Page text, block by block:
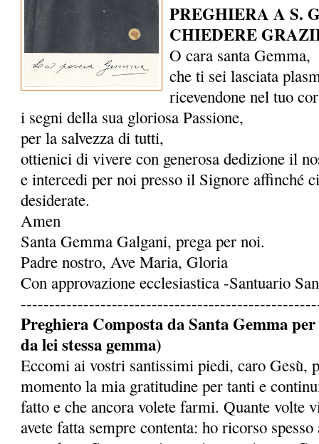
PREGHIERA A S.
CHIEDERE
O cara santa Gemma,
che ti sei lasciata
ricevendone nel tuo
i segni della sua gloriosa Passione,
per la salvezza di tutti,
ottienici di vivere con generosa dedizione il
e intercedi per noi presso il Signore affinché
desiderate.
Amen
Santa Gemma Galgani, prega per noi.
Padre nostro, Ave Maria, Gloria
Con approvazione ecclesiastica -Santuario
Preghiera Composta da Santa Gemma
da lei stessa gemma)
Eccomi ai vostri santissimi piedi, caro Gesù,
momento la mia gratitudine per tanti e
fatto e che ancora volete farmi. Quante volte
avete fatta sempre contenta: ho ricorso